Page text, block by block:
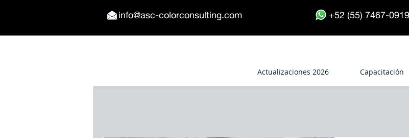
info@asc-colorconsulting.com +52 (55) 7467-0919
Actualizaciones 2026 Capacitación